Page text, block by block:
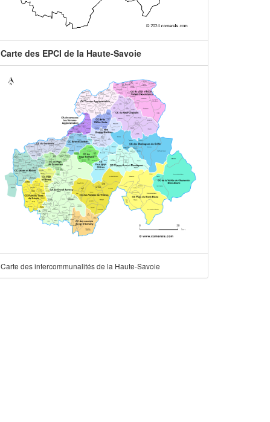
Carte des EPCI de la Haute-Savoie
Carte des intercommunalités de la Haute-Savoie